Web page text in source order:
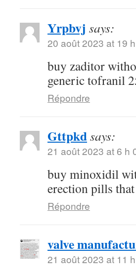
Yrpbvj says:
20 août 2023 at 19
buy zaditor
generic tofranil
Répondre
Gttpkdsays:
21 août 2023 at 6 h
buy minoxidil
erection pills
Répondre
valve
21 août 2023 at 11